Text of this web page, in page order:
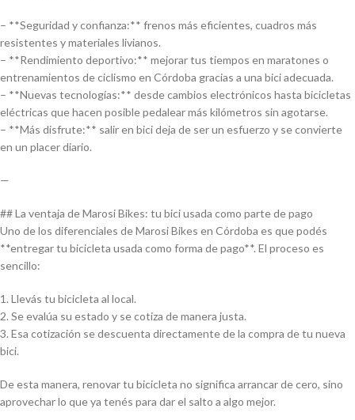
– **Seguridad y confianza:** frenos más eficientes, cuadros más
resistentes y materiales livianos.
– **Rendimiento deportivo:** mejorar tus tiempos en maratones o
entrenamientos de ciclismo en Córdoba gracias a una bici adecuada.
– **Nuevas tecnologías:** desde cambios electrónicos hasta bicicletas
eléctricas que hacen posible pedalear más kilómetros sin agotarse.
– **Más disfrute:** salir en bici deja de ser un esfuerzo y se convierte
en un placer diario.
—
## La ventaja de Marosi Bikes: tu bici usada como parte de pago
Uno de los diferenciales de Marosi Bikes en Córdoba es que podés
**entregar tu bicicleta usada como forma de pago**. El proceso es
sencillo:
1. Llevás tu bicicleta al local.
2. Se evalúa su estado y se cotiza de manera justa.
3. Esa cotización se descuenta directamente de la compra de tu nueva
bici.
De esta manera, renovar tu bicicleta no significa arrancar de cero, sino
aprovechar lo que ya tenés para dar el salto a algo mejor.